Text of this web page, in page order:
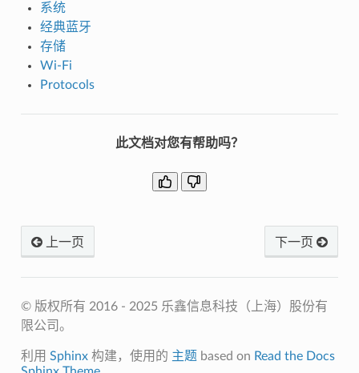
系统
经典蓝牙
存储
Wi-Fi
Protocols
此文档对您有帮助吗？
上一页 下一页
© 版权所有 2016 - 2025 乐鑫信息科技（上海）股份有
限公司。
利用 Sphinx构建，使用的 主题 based on Read the Docs